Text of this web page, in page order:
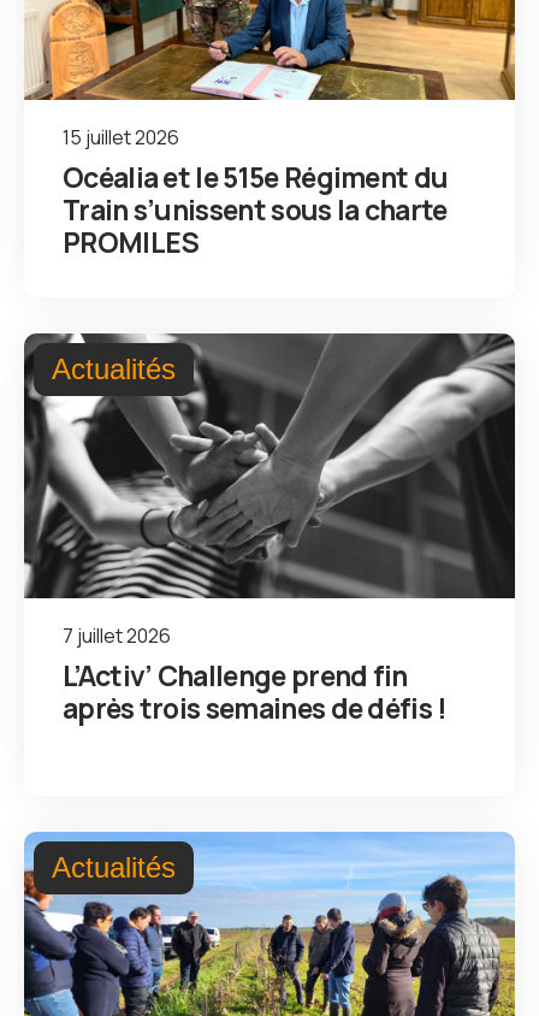
15 juillet 2026
Océalia et le 515e Régiment du
Train s’unissent sous la charte
PROMILES
Actualités
7 juillet 2026
L’Activ’ Challenge prend fin
après trois semaines de défis !
Actualités